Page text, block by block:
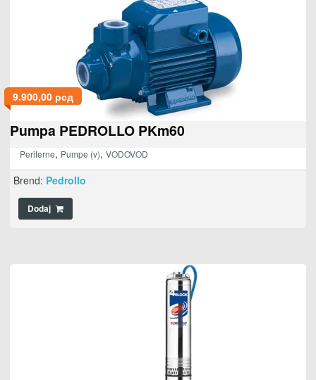
9.900,00 рсд
Pumpa PEDROLLO PKm60
Periferne, Pumpe (v), VODOVOD
Brend: Pedrollo
Dodaj